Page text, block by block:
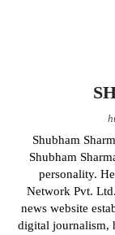
Shubham
Shubham
personality.
Network Pvt.
news website
digital journalism,